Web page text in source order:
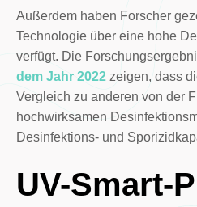
Außerdem haben Forscher
Technologie über eine hohe
verfügt. Die
dem Jahr 2022zeigen, dass
Vergleich zu anderen von der
hochwirksamen
Desinfektions- und
UV-Smart-